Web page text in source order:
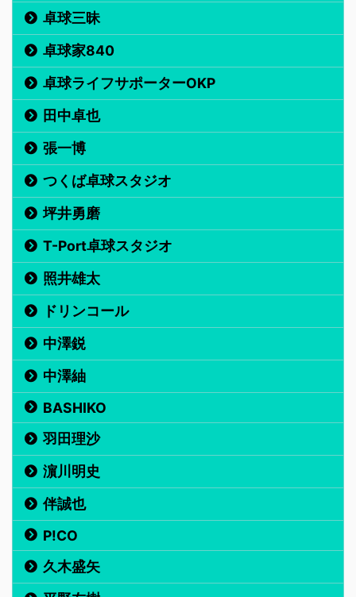
卓球三昧
卓球家840
卓球ライフサポーターOKP
田中卓也
張一博
つくば卓球スタジオ
坪井勇磨
T-Port卓球スタジオ
照井雄太
ドリンコール
中澤鋭
中澤紬
BASHIKO
羽田理沙
濵川明史
伴誠也
P!CO
久木盛矢